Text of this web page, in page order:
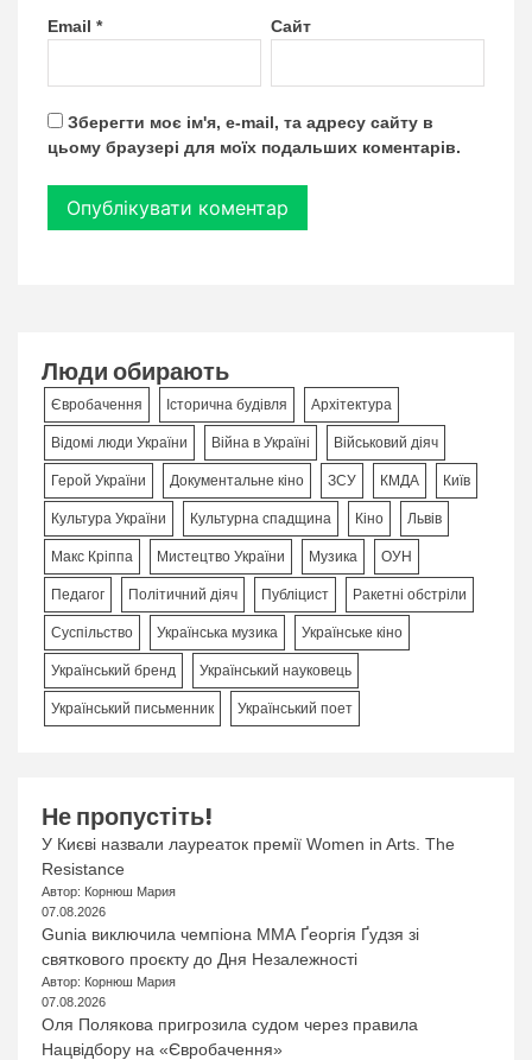
Email * Сайт
Зберегти моє ім'я, e-mail, та адресу сайту в
цьому браузері для моїх подальших коментарів.
Люди обирають
Євробачення Історична будівля Архітектура
Відомі люди України Війна в Україні Військовий діяч
Герой України Документальне кіно ЗСУ КМДА Київ
Культура України Культурна спадщина Кіно Львів
Макс Кріппа Мистецтво України Музика ОУН
Педагог Політичний діяч Публіцист Ракетні обстріли
Суспільство Українська музика Українське кіно
Український бренд Український науковець
Український письменник Український поет
Не пропустіть!
У Києві назвали лауреаток премії Women in Arts. The
Resistance
Автор: Корнюш Мария
07.08.2026
Gunia виключила чемпіона ММА Ґеоргія Ґудзя зі
святкового проєкту до Дня Незалежності
Автор: Корнюш Мария
07.08.2026
Оля Полякова пригрозила судом через правила
Нацвідбору на «Євробачення»